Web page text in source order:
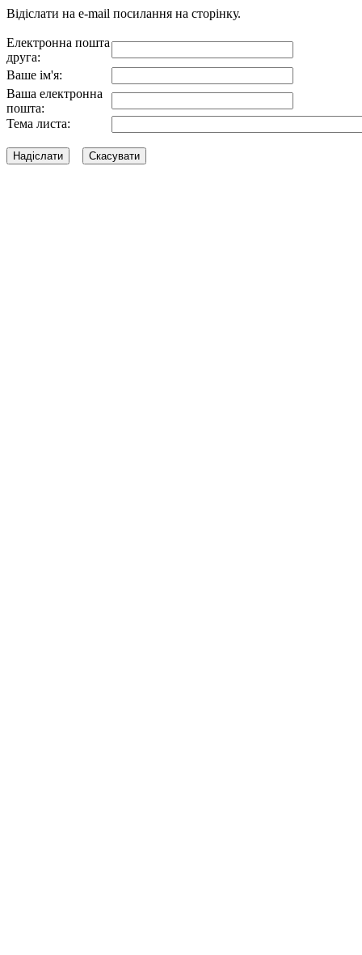
Відіслати на e-mail посилання на сторінку.
Електронна пошта
друга:
Ваше ім'я:
Ваша електронна
пошта:
Тема листа: